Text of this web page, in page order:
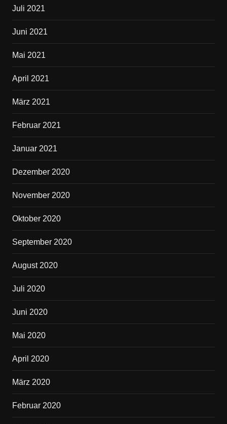
Juli 2021
Juni 2021
Mai 2021
April 2021
März 2021
Februar 2021
Januar 2021
Dezember 2020
November 2020
Oktober 2020
September 2020
August 2020
Juli 2020
Juni 2020
Mai 2020
April 2020
März 2020
Februar 2020